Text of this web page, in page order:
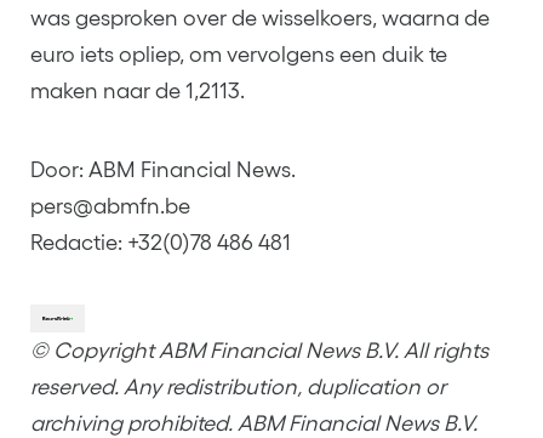
was gesproken over de wisselkoers, waarna de
euro iets opliep, om vervolgens een duik te
maken naar de 1,2113.
Door: ABM Financial News.
pers@abmfn.be
Redactie: +32(0)78 486 481
© Copyright ABM Financial News B.V. All rights
reserved. Any redistribution, duplication or
archiving prohibited. ABM Financial News B.V.